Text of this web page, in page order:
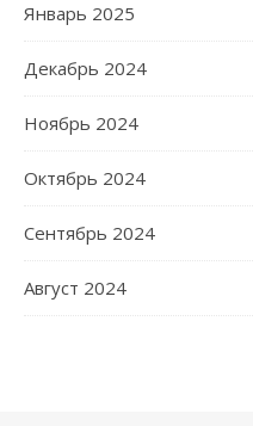
Январь 2025
Декабрь 2024
Ноябрь 2024
Октябрь 2024
Сентябрь 2024
Август 2024